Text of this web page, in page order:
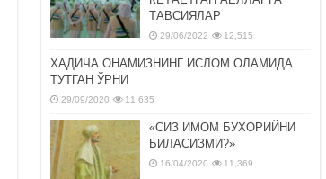
ТАВСИЯЛАР
29/06/2022 12,515
ХАДИЧА ОНАМИЗНИНГ ИСЛОМ ОЛАМИДА
ТУТГАН ЎРНИ
29/09/2020 11,635
«СИЗ ИМОМ БУХОРИЙНИ
БИЛАСИЗМИ?»
16/04/2020 11,369